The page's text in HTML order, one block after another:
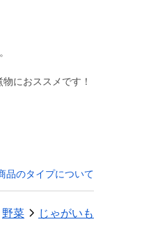
品のタイプについて
野菜 じゃがいも